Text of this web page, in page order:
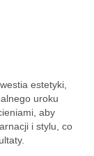
estetyki,
uroku
aby
i stylu, co